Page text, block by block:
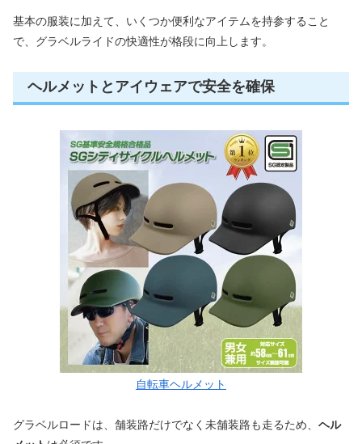
基本の服装に加えて、いくつか便利なアイテムを持参すること
で、グラベルライドの快適性が格段に向上します。
ヘルメットとアイウェアで安全を確保
自転車ヘルメット
グラベルロードは、舗装路だけでなく未舗装路も走るため、 ヘル